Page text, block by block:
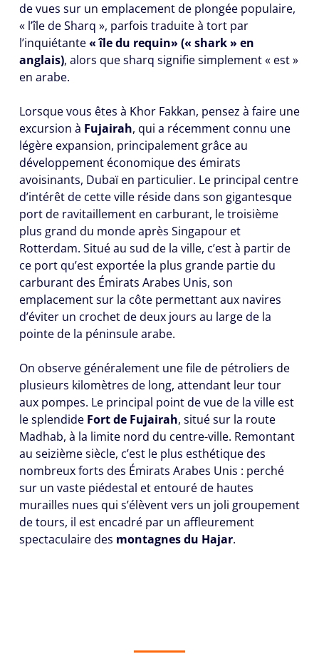
de vues sur un emplacement de plongée populaire,
« l’île de Sharq », parfois traduite à tort par
l’inquiétante« île du requin» (« shark » en
anglais), alors que sharq signifie simplement « est »
en arabe.
Lorsque vous êtes à Khor Fakkan, pensez à faire une
excursion à Fujairah, qui a récemment connu une
légère expansion, principalement grâce au
développement économique des émirats
avoisinants, Dubaï en particulier. Le principal centre
d’intérêt de cette ville réside dans son gigantesque
port de ravitaillement en carburant, le troisième
plus grand du monde après Singapour et
Rotterdam. Situé au sud de la ville, c’est à partir de
ce port qu’est exportée la plus grande partie du
carburant des Émirats Arabes Unis, son
emplacement sur la côte permettant aux navires
d’éviter un crochet de deux jours au large de la
pointe de la péninsule arabe.
On observe généralement une file de pétroliers de
plusieurs kilomètres de long, attendant leur tour
aux pompes. Le principal point de vue de la ville est
le splendide Fort de Fujairah, situé sur la route
Madhab, à la limite nord du centre-ville. Remontant
au seizième siècle, c’est le plus esthétique des
nombreux forts des Émirats Arabes Unis : perché
sur un vaste piédestal et entouré de hautes
murailles nues qui s’élèvent vers un joli groupement
de tours, il est encadré par un affleurement
spectaculaire des montagnes du Hajar.